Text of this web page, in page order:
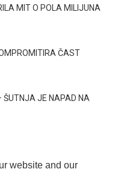
website and our
MIT O POLA MILIJUNA
ČAST
ŠUTNJA JE NAPAD NA